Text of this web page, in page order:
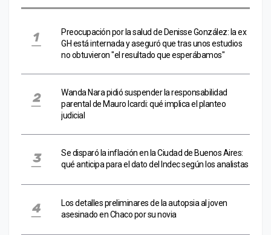
Preocupación por la salud de Denisse González: la ex
GH está internada y aseguró que tras unos estudios
no obtuvieron "el resultado que esperábamos"
Wanda Nara pidió suspender la responsabilidad
parental de Mauro Icardi: qué implica el planteo
judicial
Se disparó la inflación en la Ciudad de Buenos Aires:
qué anticipa para el dato del Indec según los analistas
Los detalles preliminares de la autopsia al joven
asesinado en Chaco por su novia